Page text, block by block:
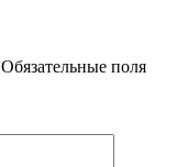
Обязательные поля